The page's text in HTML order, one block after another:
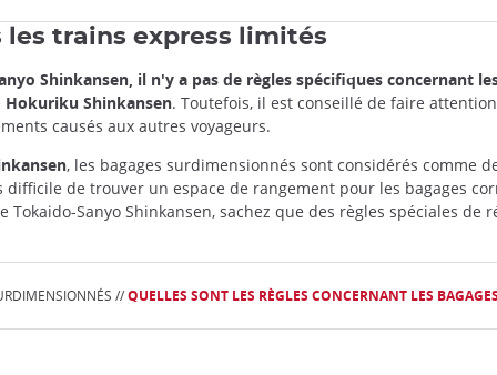
les trains express limités
Shinkansen, il n'y a pas de règles spécifiques concernant
Hokuriku Shinkansen. Toutefois, il est conseillé de faire
causés aux autres voyageurs.
, les bagages surdimensionnés sont considérés comme
de trouver un espace de rangement pour les bagages
Sanyo Shinkansen, sachez que des règles spéciales
//QUELLES SONT LES RÈGLES CONCERNANT LES